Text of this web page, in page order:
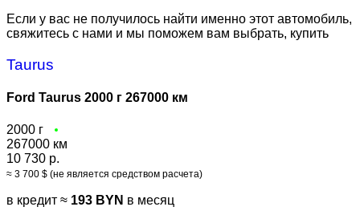
Если у вас не получилось найти именно этот автомобиль,
свяжитесь с нами и мы поможем вам выбрать, купить
Taurus
Ford Taurus 2000 г 267000 км
2000 г
267000 км
10 730 р.
≈ 3 700 $ (не является средством расчета)
в кредит ≈ 193 BYN в месяц